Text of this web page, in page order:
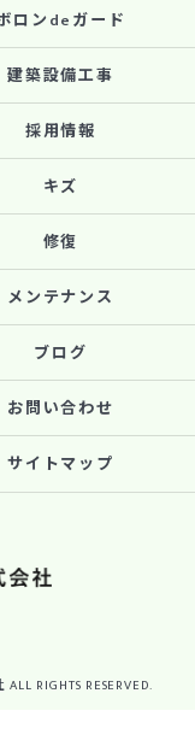
ロンdeガード
建築設備工事
採用情報
キズ
修復
メンテナンス
ブログ
お問い合わせ
サイトマップ
RIGHTS RESERVED.